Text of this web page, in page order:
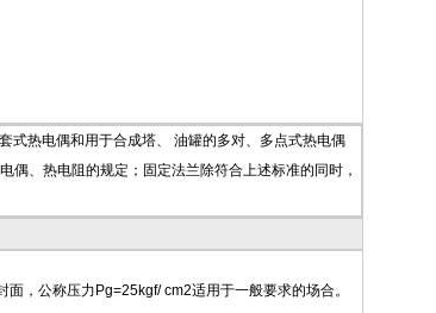
式热电偶和用于合成塔、 油罐的多对、多点式热电偶
、热电阻的规定；固定法兰除符合上述标准的同时，
，公称压力Pg=25kgf/ cm2适用于一般要求的场合。